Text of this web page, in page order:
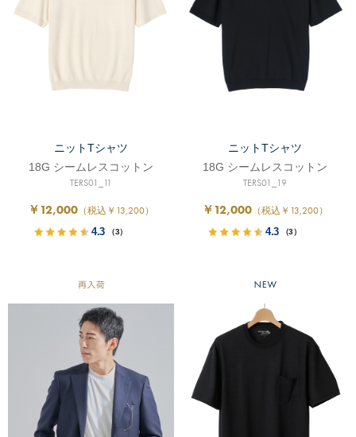
ニットTシャツ
18G シームレスコットン
TERS01_11
￥12,000 （税込￥13,200）
4.3 （3）
ニットTシャツ
18G シームレスコットン
TERS01_19
￥12,000 （税込￥13,200）
4.3 （3）